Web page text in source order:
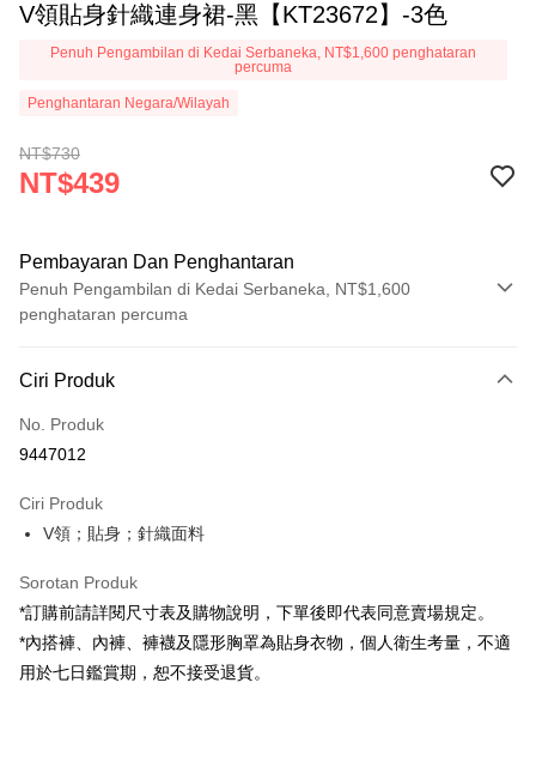
V領貼身針織連身裙-黑【KT23672】-3色
Penuh Pengambilan di Kedai Serbaneka, NT$1,600 penghataran
percuma
Penghantaran Negara/Wilayah
NT$730
NT$439
Pembayaran Dan Penghantaran
Penuh Pengambilan di Kedai Serbaneka, NT$1,600
penghataran percuma
Kad Kredit (Bayaran Penuh)
Pengambilan di Kedai Serbaneka
Apple Pay
Google Pay
OP Pay Later
Deskripsi
Ciri Produk
No. Produk
9447012
Ciri Produk
V領；貼身；針織面料
Sorotan Produk
*訂購前請詳閱尺寸表及購物說明，下單後即代表同意賣場規定。
*內搭褲、內褲、褲襪及隱形胸罩為貼身衣物，個人衛生考量，不適
用於七日鑑賞期，恕不接受退貨。